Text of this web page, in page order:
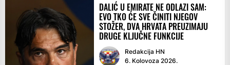
DALIĆ U EMIRATE NE ODLAZI SAM:
EVO TKO ĆE SVE ČINITI NJEGOV
STOŽER, DVA HRVATA PREUZIMAJU
DRUGE KLJUČNE FUNKCIJE
Redakcija HN
6. Kolovoza 2026.